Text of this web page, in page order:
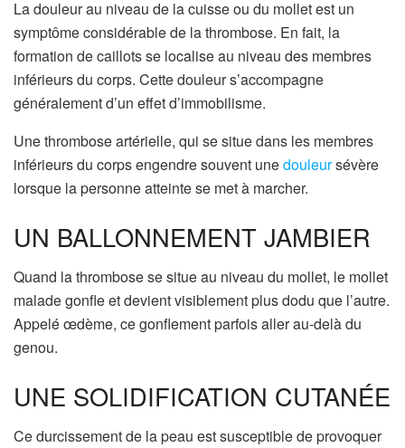
La douleur au niveau de la cuisse ou du mollet est un
symptôme considérable de la thrombose. En fait, la
formation de caillots se localise au niveau des membres
inférieurs du corps. Cette douleur s’accompagne
généralement d’un effet d’immobilisme.
Une thrombose artérielle, qui se situe dans les membres
inférieurs du corps engendre souvent unedouleursévère
lorsque la personne atteinte se met à marcher.
UN BALLONNEMENT JAMBIER
Quand la thrombose se situe au niveau du mollet, le mollet
malade gonfle et devient visiblement plus dodu que l’autre.
Appelé œdème, ce gonflement parfois aller au-delà du
genou.
UNE SOLIDIFICATION CUTANÉE
Ce durcissement de la peau est susceptible de provoquer